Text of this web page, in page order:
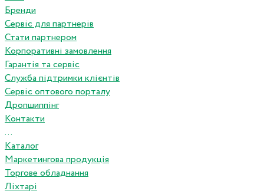
Бренди
Сервіс для партнерів
Стати партнером
Корпоративні замовлення
Гарантія та сервіс
Служба підтримки клієнтів
Сервіс оптового порталу
Дропшиппінг
Контакти
...
Каталог
Маркетингова продукція
Торгове обладнання
Ліхтарі